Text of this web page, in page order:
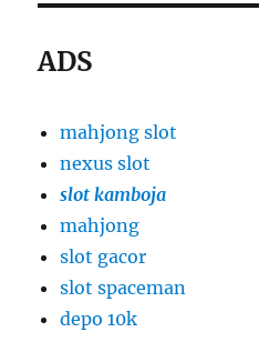
ADS
mahjong slot
nexus slot
slot kamboja
mahjong
slot gacor
slot spaceman
depo 10k